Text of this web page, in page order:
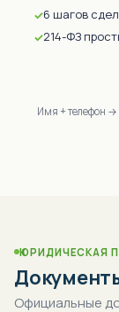
6 шагов
214-ФЗ
Имя + телефон →
ЮРИДИЧЕСКАЯ
Официальные